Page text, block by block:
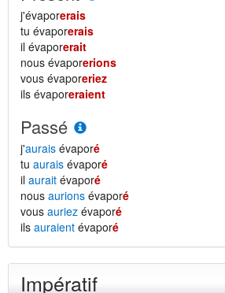
j'évaporerais
tu évaporerais
il évaporerait
nous évaporerions
vous évaporeriez
ils évaporeraient
Passé
j'aurais évaporé
tu aurais évaporé
il aurait évaporé
nous aurions évaporé
vous auriez évaporé
ils auraient évaporé
Impératif